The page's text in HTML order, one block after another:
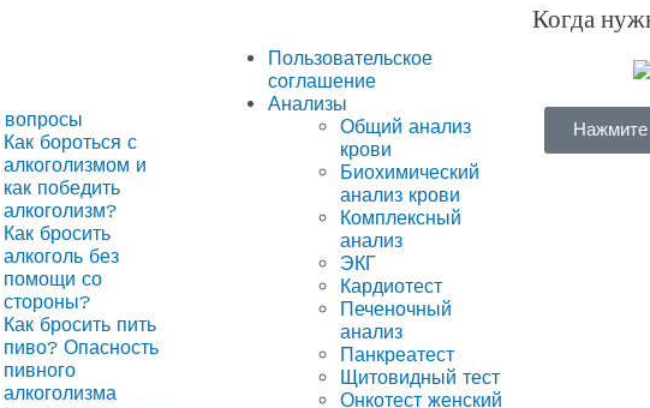
Как бороться с
алкоголизмом и
как победить
алкоголизм?
Как бросить
алкоголь без
помощи со
стороны?
Как бросить пить
пиво? Опасность
пивного
алкоголизма
Пользовательское
соглашение
Анализы
Общий анализ
крови
Биохимический
анализ крови
Комплексный
анализ
ЭКГ
Кардиотест
Печеночный
анализ
Панкреатест
Щитовидный тест
Онкотест женский
Когда